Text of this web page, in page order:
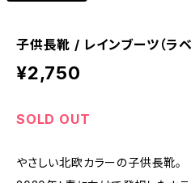
子供長靴 / レインブーツ（ラ
¥2,750
SOLD OUT
やさしい北欧カラーの子供長靴。